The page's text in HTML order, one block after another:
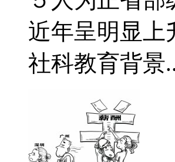
近年呈明显上
社科教育背景